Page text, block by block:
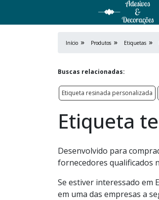
Início Produtos Etiquetas
Buscas relacionadas:
Etiqueta resinada personalizada
Etiqueta
Desenvolvido para
fornecedores qualificados
Se estiver interessado em
em uma das empresas a